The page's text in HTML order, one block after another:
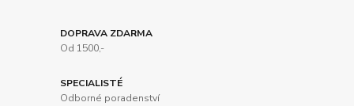
DOPRAVA ZDARMA
Od 1500,-
SPECIALISTÉ
Odborné poradenství